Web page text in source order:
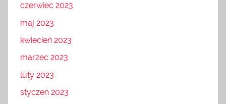
czerwiec 2023
maj 2023
kwiecień 2023
marzec 2023
luty 2023
styczeń 2023